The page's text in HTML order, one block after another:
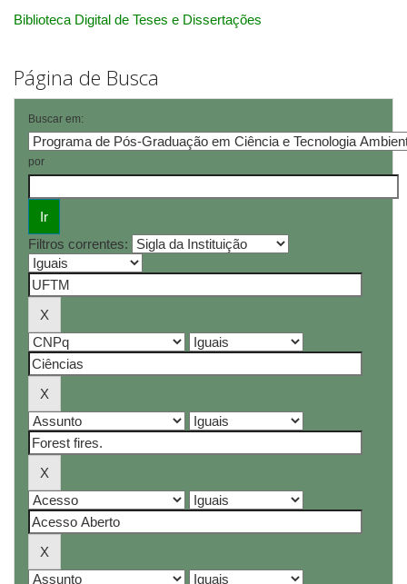
Biblioteca Digital de Teses e Dissertações
Página de Busca
Buscar em:
por
Filtros correntes: